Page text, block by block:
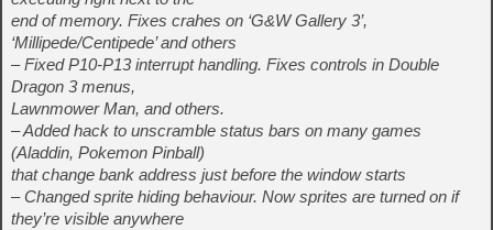
end of memory. Fixes crahes on ‘G&W Gallery 3’,
‘Millipede/Centipede’ and others
– Fixed P10-P13 interrupt handling. Fixes controls in Double
Dragon 3 menus,
Lawnmower Man, and others.
– Added hack to unscramble status bars on many games
(Aladdin, Pokemon Pinball)
that change bank address just before the window starts
– Changed sprite hiding behaviour. Now sprites are turned on if
they’re visible anywhere